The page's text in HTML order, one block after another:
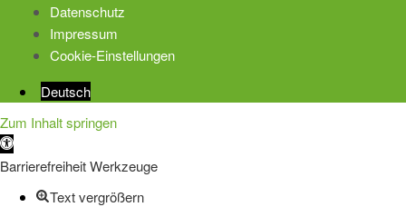
Datenschutz
Impressum
Cookie-Einstellungen
Deutsch
Zum Inhalt springen
Werkzeugleiste
öffnen
Barrierefreiheit Werkzeuge
Text vergrößern